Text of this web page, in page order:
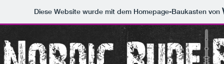
Diese Website wurde mit dem Homepage-Baukasten von